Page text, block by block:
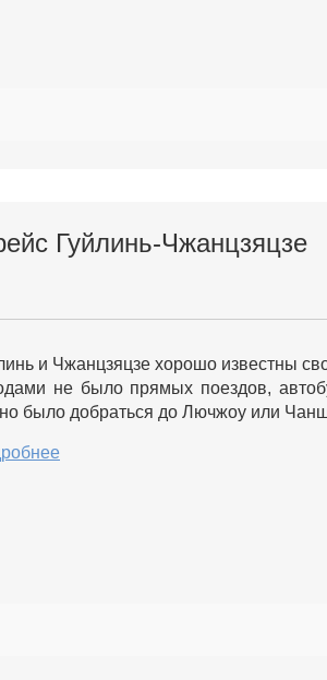
Гуйлинь-Чжанцзяцзе
и Чжанцзяцзе хорошо известны
не было прямых поездов,
было добраться до Лючжоу или